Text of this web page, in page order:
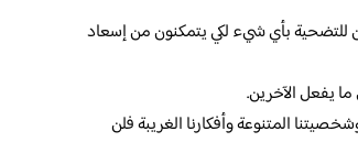
للتضحية بأي شيء لكي يتمكنون من إسعاد
يفعل الآخرين.
المتنوعة وأفكارنا الغريبة فلن